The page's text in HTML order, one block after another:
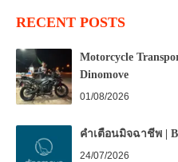
RECENT POSTS
Motorcycle
Dinomove
01/08/2026
คำเตือนมิจฉาชีพ |
24/07/2026